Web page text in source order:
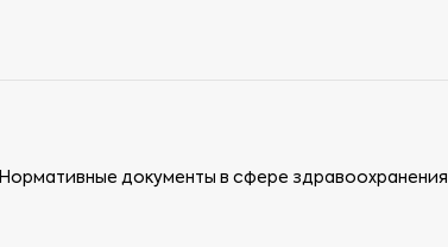
Нормативные документы в сфере здравоохранения